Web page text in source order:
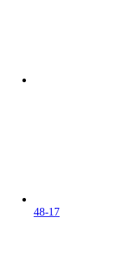
48-17